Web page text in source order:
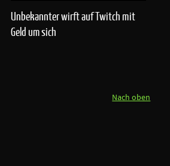
Unbekannter wirft auf Twitch mit
Geld um sich
Nach oben